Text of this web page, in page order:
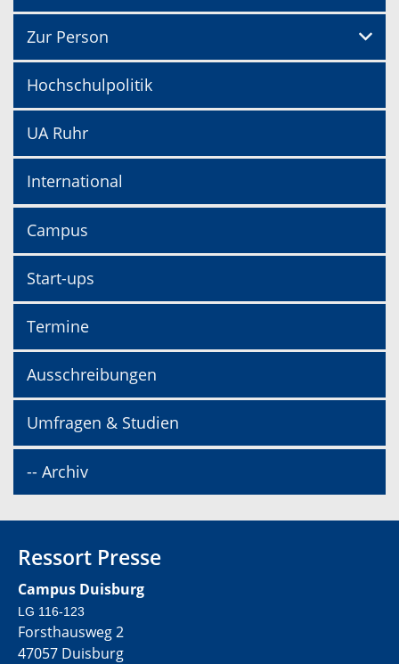
Zur Person
Hochschulpolitik
UA Ruhr
International
Campus
Start-ups
Termine
Ausschreibungen
Umfragen & Studien
-- Archiv
Ressort Presse
Campus Duisburg
LG 116-123
Forsthausweg 2
47057 Duisburg